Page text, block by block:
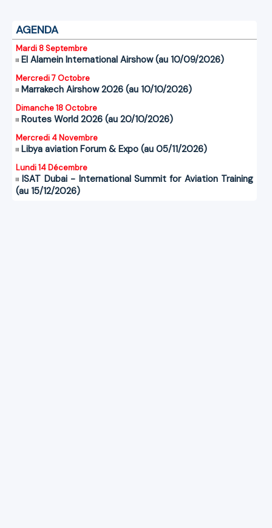
AGENDA
Mardi 8 Septembre
El Alamein International Airshow (au 10/09/2026)
Mercredi 7 Octobre
Marrakech Airshow 2026 (au 10/10/2026)
Dimanche 18 Octobre
Routes World 2026 (au 20/10/2026)
Mercredi 4 Novembre
Libya aviation Forum & Expo (au 05/11/2026)
Lundi 14 Décembre
ISAT Dubai - International Summit for Aviation Training
(au 15/12/2026)